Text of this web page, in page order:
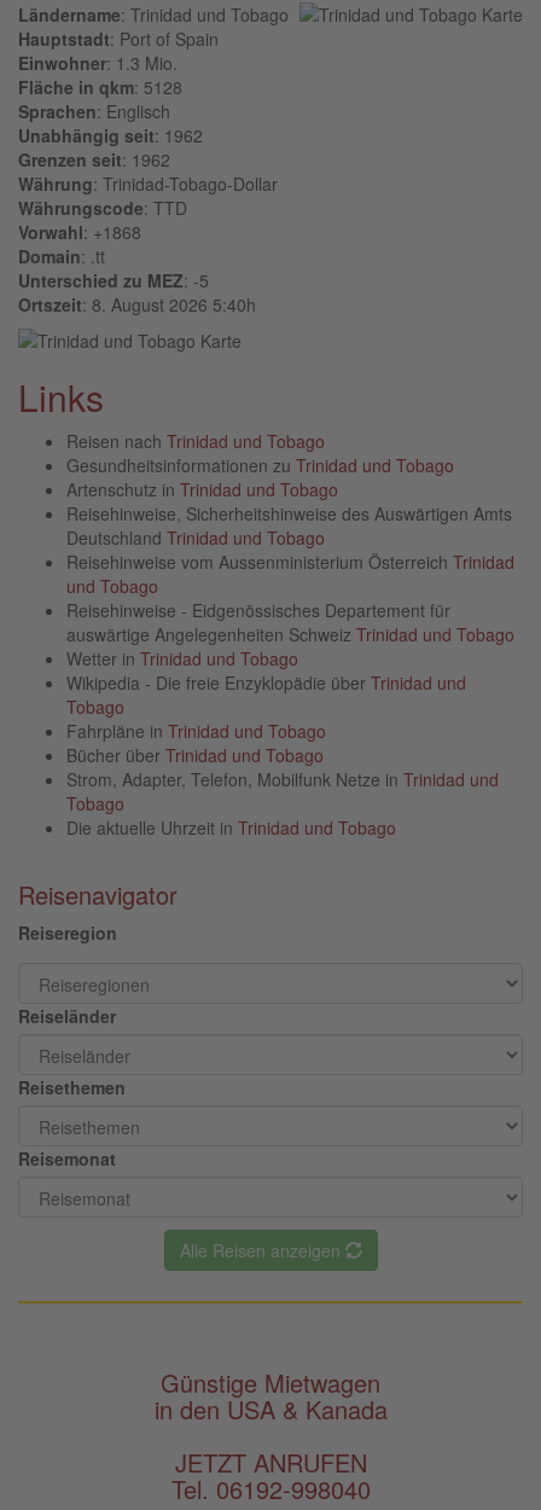
Ländername: Trinidad und Tobago
Hauptstadt: Port of Spain
Einwohner: 1.3 Mio.
Fläche in qkm: 5128
Sprachen: Englisch
Unabhängig seit: 1962
Grenzen seit: 1962
Währung: Trinidad-Tobago-Dollar
Währungscode: TTD
Vorwahl: +1868
Domain: .tt
Unterschied zu MEZ: -5
Ortszeit: 8. August 2026 5:40h
Links
Reisen nach Trinidad und Tobago
Gesundheitsinformationen zu Trinidad und Tobago
Artenschutz in Trinidad und Tobago
Reisehinweise, Sicherheitshinweise des Auswärtigen Amts
Deutschland Trinidad und Tobago
Reisehinweise vom Aussenministerium Österreich Trinidad
und Tobago
Reisehinweise - Eidgenössisches Departement für
auswärtige Angelegenheiten Schweiz Trinidad und Tobago
Wetter in Trinidad und Tobago
Wikipedia - Die freie Enzyklopädie über Trinidad und
Tobago
Fahrpläne in Trinidad und Tobago
Bücher über Trinidad und Tobago
Strom, Adapter, Telefon, Mobilfunk Netze in Trinidad und
Tobago
Die aktuelle Uhrzeit in Trinidad und Tobago
Reisenavigator
Reiseregion
Reiseländer
Reisethemen
Reisemonat
Alle Reisen anzeigen
Günstige Mietwagen
in den USA & Kanada
JETZT ANRUFEN
Tel. 06192-998040